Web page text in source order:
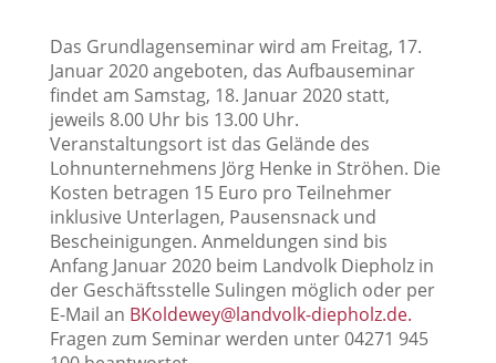
Das Grundlagenseminar wird am Freitag, 17.
Januar 2020 angeboten, das Aufbauseminar
findet am Samstag, 18. Januar 2020 statt,
jeweils 8.00 Uhr bis 13.00 Uhr.
Veranstaltungsort ist das Gelände des
Lohnunternehmens Jörg Henke in Ströhen. Die
Kosten betragen 15 Euro pro Teilnehmer
inklusive Unterlagen, Pausensnack und
Bescheinigungen. Anmeldungen sind bis
Anfang Januar 2020 beim Landvolk Diepholz in
der Geschäftsstelle Sulingen möglich oder per
E-Mail an BKoldewey@landvolk-diepholz.de.
Fragen zum Seminar werden unter 04271 945